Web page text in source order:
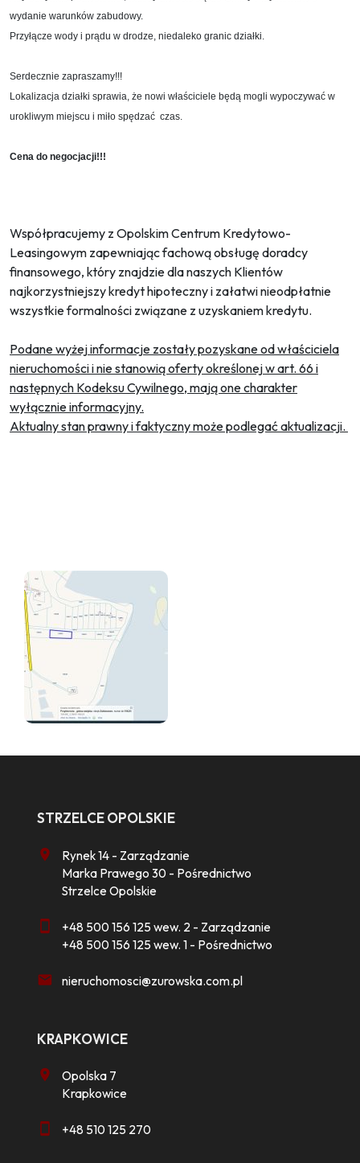
wydanie warunków zabudowy.
Przyłącze wody i prądu w drodze, niedaleko granic działki.
Serdecznie zapraszamy!!!
Lokalizacja działki sprawia, że nowi właściciele będą mogli wypoczywać w
urokliwym miejscu i miło spędzać czas.
Cena do negocjacji!!!
Współpracujemy z Opolskim Centrum Kredytowo-
Leasingowym zapewniając fachową obsługę doradcy
finansowego, który znajdzie dla naszych Klientów
najkorzystniejszy kredyt hipoteczny i załatwi nieodpłatnie
wszystkie formalności związane z uzyskaniem kredytu.
Podane wyżej informacje zostały pozyskane od właściciela
nieruchomości i nie stanowią oferty określonej w art. 66 i
następnych Kodeksu Cywilnego, mają one charakter
wyłącznie informacyjny.
Aktualny stan prawny i faktyczny może podlegać aktualizacji.
STRZELCE OPOLSKIE
Rynek 14 - Zarządzanie
Marka Prawego 30 - Pośrednictwo
Strzelce Opolskie
+48 500 156 125 wew. 2 - Zarządzanie
+48 500 156 125 wew. 1 - Pośrednictwo
nieruchomosci@zurowska.com.pl
KRAPKOWICE
Opolska 7
Krapkowice
+48 510 125 270